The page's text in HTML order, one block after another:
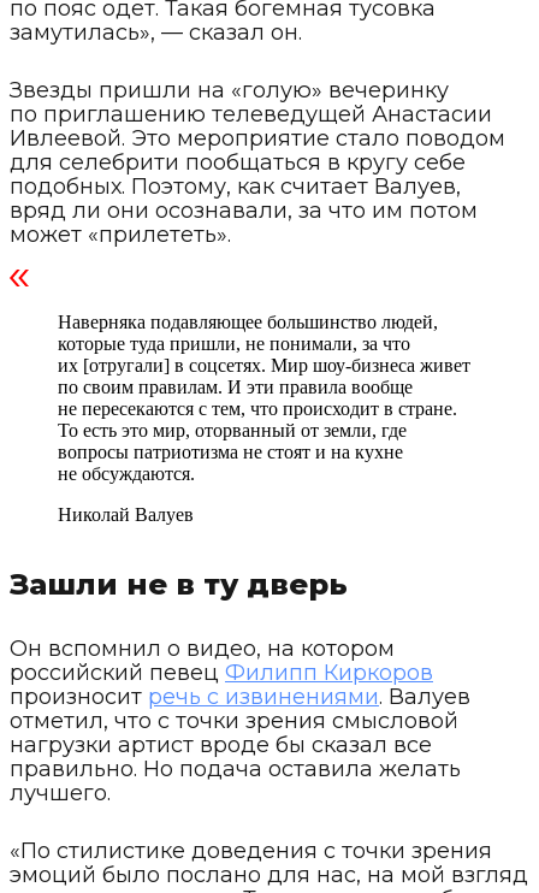
по пояс одет. Такая богемная тусовка
замутилась», — сказал он.
Звезды пришли на «голую» вечеринку
по приглашению телеведущей Анастасии
Ивлеевой. Это мероприятие стало поводом
для селебрити пообщаться в кругу себе
подобных. Поэтому, как считает Валуев,
вряд ли они осознавали, за что им потом
может «прилететь».
Наверняка подавляющее большинство людей,
которые туда пришли, не понимали, за что
их [отругали] в соцсетях. Мир шоу-бизнеса живет
по своим правилам. И эти правила вообще
не пересекаются с тем, что происходит в стране.
То есть это мир, оторванный от земли, где
вопросы патриотизма не стоят и на кухне
не обсуждаются.
Николай Валуев
Зашли не в ту дверь
Он вспомнил о видео, на котором
российский певец Филипп Киркоров
произносит речь с извинениями. Валуев
отметил, что с точки зрения смысловой
нагрузки артист вроде бы сказал все
правильно. Но подача оставила желать
лучшего.
«По стилистике доведения с точки зрения
эмоций было послано для нас, на мой взгляд